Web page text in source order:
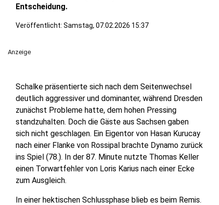
Entscheidung.
Veröffentlicht: Samstag, 07.02.2026 15:37
Anzeige
Schalke präsentierte sich nach dem Seitenwechsel
deutlich aggressiver und dominanter, während Dresden
zunächst Probleme hatte, dem hohen Pressing
standzuhalten. Doch die Gäste aus Sachsen gaben
sich nicht geschlagen. Ein Eigentor von Hasan Kurucay
nach einer Flanke von Rossipal brachte Dynamo zurück
ins Spiel (78.). In der 87. Minute nutzte Thomas Keller
einen Torwartfehler von Loris Karius nach einer Ecke
zum Ausgleich.
In einer hektischen Schlussphase blieb es beim Remis.